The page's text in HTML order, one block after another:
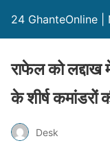
24 GhanteOnline |
राफेल को
के शीर्ष कमांडरों
Desk